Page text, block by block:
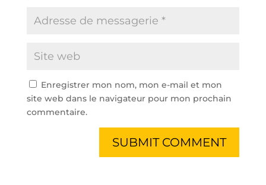
Enregistrer mon nom, mon e-mail et mon
site web dans le navigateur pour mon prochain
commentaire.